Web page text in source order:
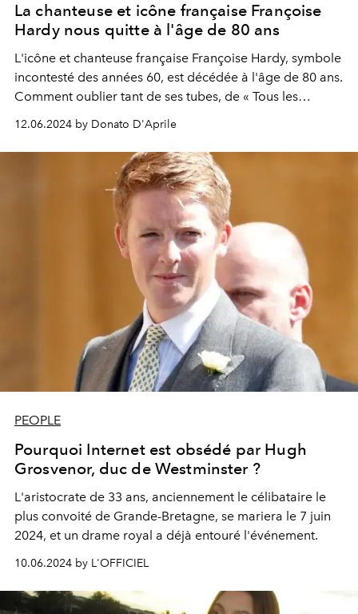
La chanteuse et icône française Françoise
Hardy nous quitte à l'âge de 80 ans
L'icône et chanteuse française Françoise Hardy, symbole
incontesté des années 60, est décédée à l'âge de 80 ans.
Comment oublier tant de ses tubes, de « Tous les
garçons et les filles » à « Le temps de l'amour », en
passant par « Message Personnel ».
12.06.2024 by Donato D'Aprile
PEOPLE
Pourquoi Internet est obsédé par Hugh
Grosvenor, duc de Westminster ?
L'aristocrate de 33 ans, anciennement le célibataire le
plus convoité de Grande-Bretagne, se mariera le 7 juin
2024, et un drame royal a déjà entouré l'événement.
10.06.2024 by L'OFFICIEL